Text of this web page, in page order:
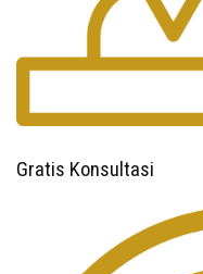
Gratis Konsultasi